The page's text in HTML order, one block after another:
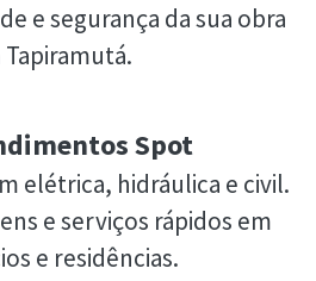
e segurança da sua obra
Tapiramutá.
Spot
elétrica, hidráulica e civil.
e serviços rápidos em
e residências.